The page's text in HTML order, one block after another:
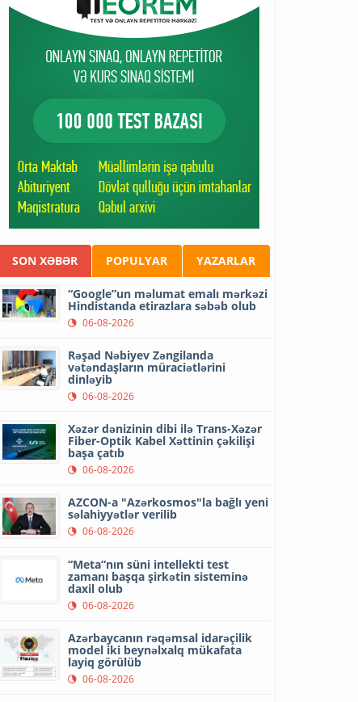
SON XƏBƏR POPULYAR YAZARLAR
“Google”un məlumat emalı mərkəzi
Hindistanda etirazlara səbəb olub
06-08-2026
Rəşad Nəbiyev Zəngilanda
vətəndaşların müraciətlərini
dinləyib
06-08-2026
Xəzər dənizinin dibi ilə Trans-Xəzər
Fiber-Optik Kabel Xəttinin çəkilişi
başa çatıb
06-08-2026
AZCON-a "Azərkosmos"la bağlı yeni
səlahiyyətlər verilib
06-08-2026
“Meta”nın süni intellekti test
zamanı başqa şirkətin sisteminə
daxil olub
06-08-2026
Azərbaycanın rəqəmsal idarəçilik
model iki beynəlxalq mükafata
layiq görülüb
06-08-2026